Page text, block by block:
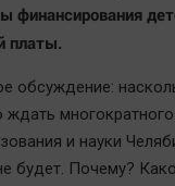
финансирования
платы.
обсуждение:
многократного
и науки
будет. Почему?